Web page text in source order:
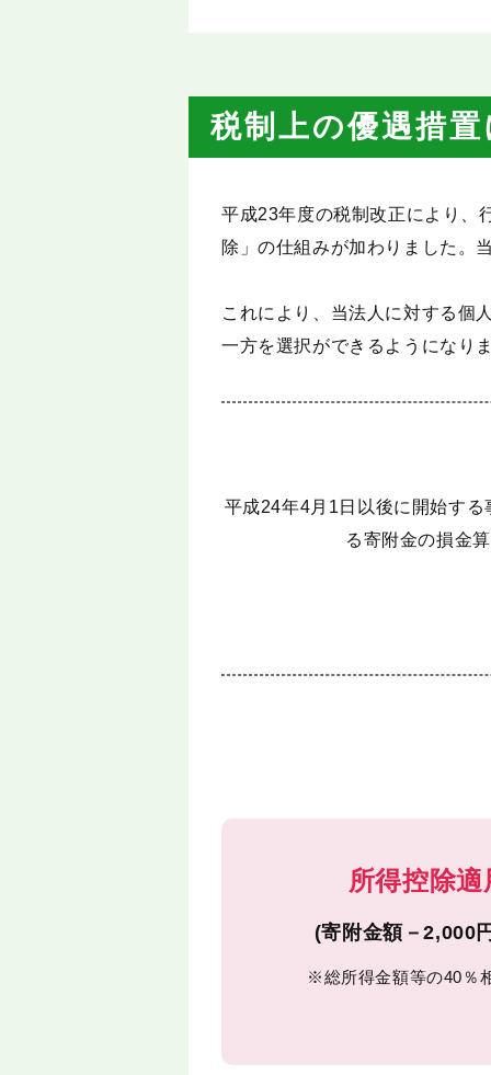
税制上の優遇措
平成23年度の税制改正により、
除」の仕組みが加わりました。
これにより、当法人に対する個
一方を選択ができるようになり
平成24年4月1日以後に開始す
る寄附金の損金
所得控除
(寄附金額－2,000
※総所得金額等の40％